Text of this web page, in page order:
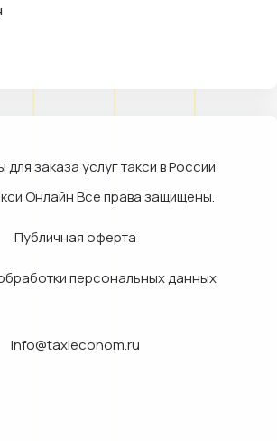
ОнлайнВсе права защищены.
Публичная оферта
персональных данных
info@taxieconom.ru